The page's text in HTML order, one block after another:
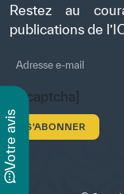
v
o
t
r
e
a
v
i
s
Restez au
publications de
[recaptcha]